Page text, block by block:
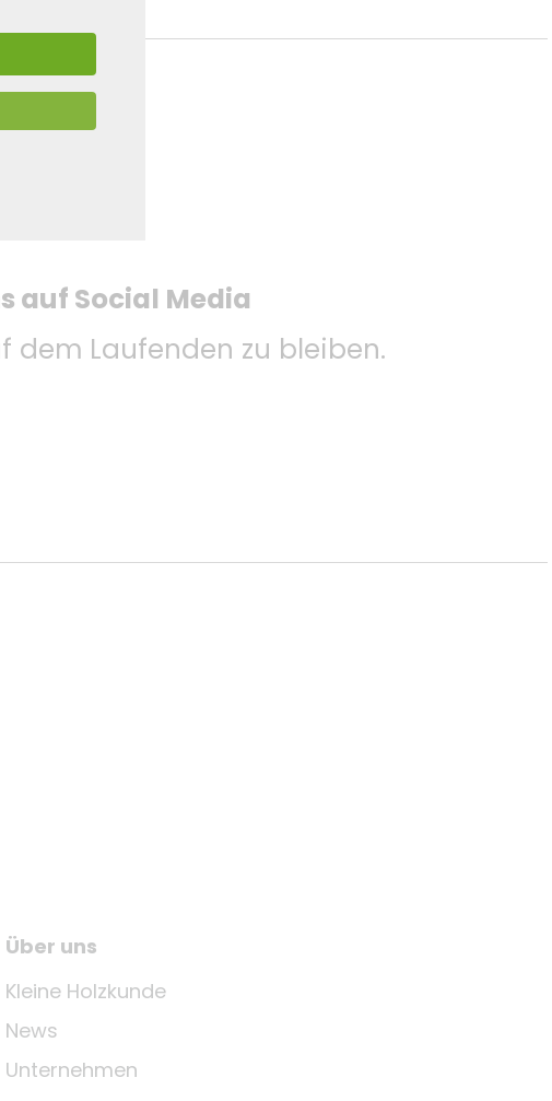
auf Social Media
dem Laufenden zu bleiben.
Über uns
Kleine Holzkunde
News
Unternehmen